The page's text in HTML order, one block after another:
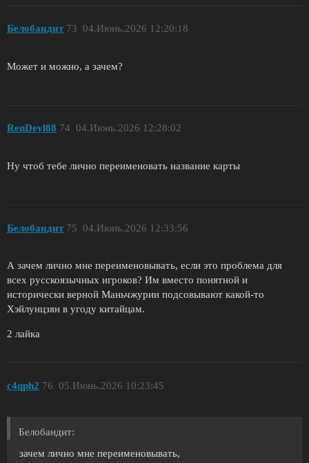
Белобандит 04.Июнь.2026 12:20:18
73
Может и можно, а зачем?
RenDeyl88 04.Июнь.2026 12:28:02
74
Ну чтоб тебе лично переименовать название карты
Белобандит 04.Июнь.2026 12:33:56
75
А зачем лично мне переименовывать, если это проблема для
всех русскоязычных игроков? Им вместо понятной и
исторически верной Маньчжурии подсовывают какой-то
Хэйлунцзян в угоду китайцам.
2 лайка
c4qph2 05.Июнь.2026 10:23:45
76
Белобандит:
зачем лично мне переименовывать,